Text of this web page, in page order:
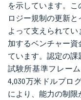
を示しています。
ロジー規制の更新
よって支えられて
加するベンチャー
ています。認定の課
試験所基準フレー
4,030万米ドルプロ
により、能力の制